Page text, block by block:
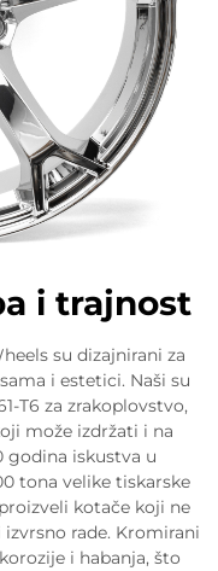
i trajnost
su dizajnirani za
i estetici. Naši su
T6 za zrakoplovstvo,
može izdržati i na
godina iskustva u
tona velike tiskarske
kotače koji ne
rade. Kromirani
i habanja, što